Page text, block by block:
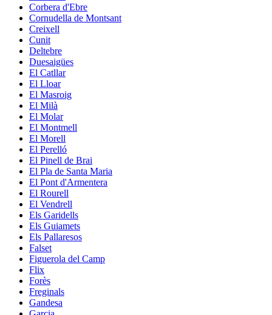
Corbera d'Ebre
Cornudella de Montsant
Creixell
Cunit
Deltebre
Duesaigües
El Catllar
El Lloar
El Masroig
El Milà
El Molar
El Montmell
El Morell
El Perelló
El Pinell de Brai
El Pla de Santa Maria
El Pont d'Armentera
El Rourell
El Vendrell
Els Garidells
Els Guiamets
Els Pallaresos
Falset
Figuerola del Camp
Flix
Forès
Freginals
Gandesa